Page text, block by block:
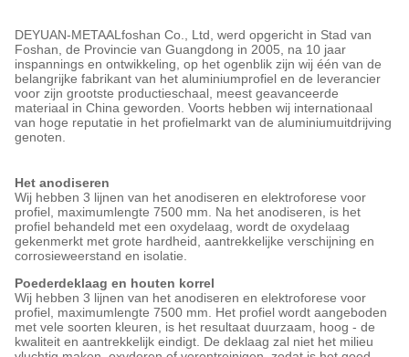
DEYUAN-METAALfoshan Co., Ltd, werd opgericht in Stad van
Foshan, de Provincie van Guangdong in 2005, na 10 jaar
inspannings en ontwikkeling, op het ogenblik zijn wij één van de
belangrijke fabrikant van het aluminiumprofiel en de leverancier
voor zijn grootste productieschaal, meest geavanceerde
materiaal in China geworden. Voorts hebben wij internationaal
van hoge reputatie in het profielmarkt van de aluminiumuitdrijving
genoten.
Het anodiseren
Wij hebben 3 lijnen van het anodiseren en elektroforese voor
profiel, maximumlengte 7500 mm. Na het anodiseren, is het
profiel behandeld met een oxydelaag, wordt de oxydelaag
gekenmerkt met grote hardheid, aantrekkelijke verschijning en
corrosieweerstand en isolatie.
Poederdeklaag en houten korrel
Wij hebben 3 lijnen van het anodiseren en elektroforese voor
profiel, maximumlengte 7500 mm. Het profiel wordt aangeboden
met vele soorten kleuren, is het resultaat duurzaam, hoog - de
kwaliteit en aantrekkelijk eindigt. De deklaag zal niet het milieu